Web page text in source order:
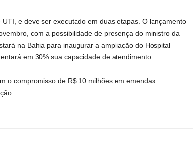
e deve ser executado em duas etapas. O lançamento
com a possibilidade de presença do ministro da
na Bahia para inaugurar a ampliação do Hospital
em 30% sua capacidade de atendimento.
o compromisso de R$ 10 milhões em emendas